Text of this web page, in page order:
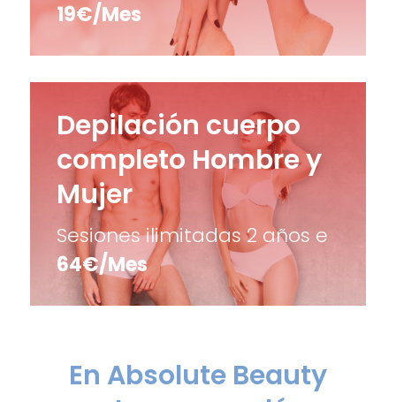
19€/Mes
Depilación cuerpo
completo Hombre y
Mujer
Sesiones ilimitadas 2 años e
64€/Mes
En Absolute Beauty